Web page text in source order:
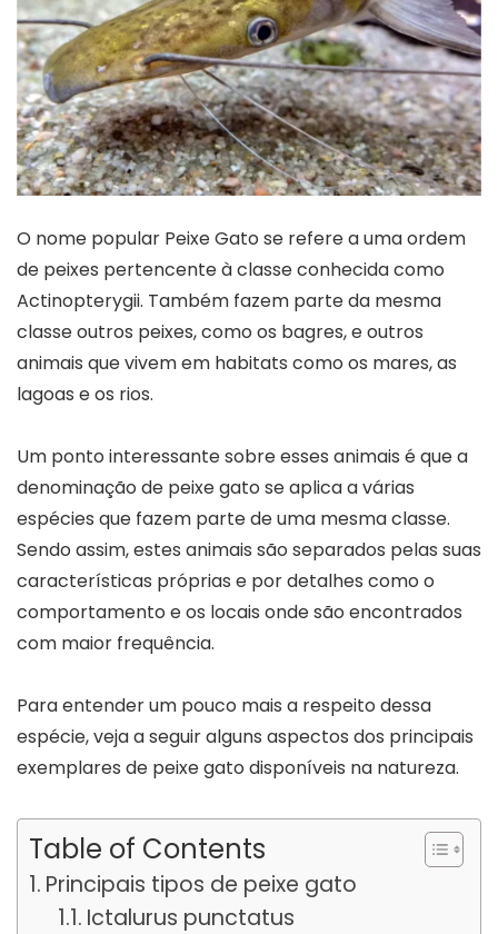
O nome popular Peixe Gato se refere a uma ordem
de peixes pertencente à classe conhecida como
Actinopterygii. Também fazem parte da mesma
classe outros peixes, como os bagres, e outros
animais que vivem em habitats como os mares, as
lagoas e os rios.
Um ponto interessante sobre esses animais é que a
denominação de peixe gato se aplica a várias
espécies que fazem parte de uma mesma classe.
Sendo assim, estes animais são separados pelas suas
características próprias e por detalhes como o
comportamento e os locais onde são encontrados
com maior frequência.
Para entender um pouco mais a respeito dessa
espécie, veja a seguir alguns aspectos dos principais
exemplares de peixe gato disponíveis na natureza.
Table of Contents
Principais tipos de peixe gato
Ictalurus punctatus